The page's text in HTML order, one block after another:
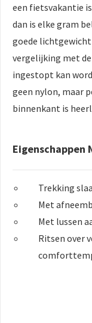
een fietsvakantie
dan is elke gram
goede
vergelijking met
ingestopt kan
geen nylon, maar
binnenkant is
Eigenschappen
Trekking
Met
Met lussen
Ritsen over